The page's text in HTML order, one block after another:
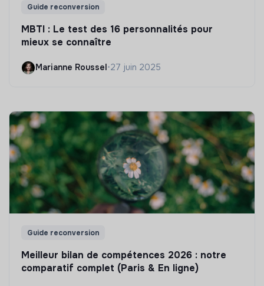
Guide reconversion
MBTI : Le test des 16 personnalités pour
mieux se connaître
Marianne Roussel •27 juin 2025
Guide reconversion
Meilleur bilan de compétences 2026 : notre
comparatif complet (Paris & En ligne)